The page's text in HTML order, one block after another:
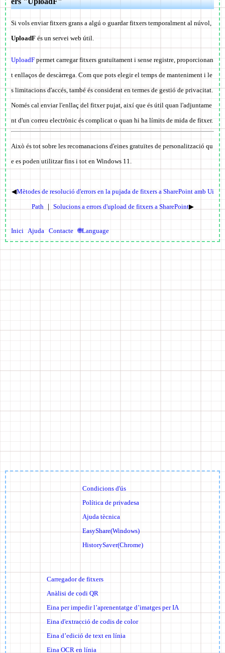
Si vols enviar fitxers grans a algú o guardar fitxers temporalment al núvol,
UploadF és un servei web útil.
UploadF permet carregar fitxers gratuïtament i sense registre, proporcionan
t enllaços de descàrrega. Com que pots elegir el temps de manteniment i le
s limitacions d'accés, també és considerat en termes de gestió de privacitat.
Només cal enviar l'enllaç del fitxer pujat, així que és útil quan l'adjuntame
nt d'un correu electrònic és complicat o quan hi ha límits de mida de fitxer.
Això és tot sobre les recomanacions d'eines gratuïtes de personalització qu
e es poden utilitzar fins i tot en Windows 11.
◀Mètodes de resolució d'errors en la pujada de fitxers a SharePoint amb Ui
Path｜ Solucions a errors d'upload de fitxers a SharePoint▶
Inici Ajuda Contacte 🌐Language
Condicions d'ús
Política de privadesa
Ajuda tècnica
EasyShare(Windows)
HistorySaver(Chrome)
Carregador de fitxers
Anàlisi de codi QR
Eina per impedir l’aprenentatge d’imatges per IA
Eina d'extracció de codis de color
Eina d’edició de text en línia
Eina OCR en línia